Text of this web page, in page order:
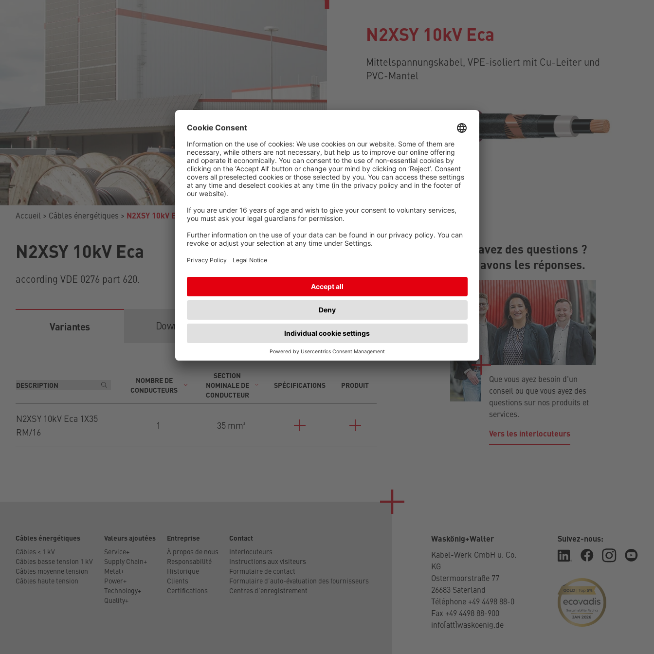
N2XSY 10kV Eca
Mittelspannungskabel, VPE-isoliert mit Cu-Leiter und
PVC-Mantel
Détails
Accueil Câbles énergétiques N2XSY 10kV Eca
N2XSY 10kV Eca
according VDE 0276 part 620.
Variantes Downloads Sous-longueurs et sur-longueurs
NOMBRE DE
CONDUCTEURS
SECTION
NOMINALE DE
CONDUCTEUR
SPÉCIFICATIONS PRODUIT
N2XSY 10kV Eca 1X35
RM/16
1 35 mm²
Vous avez des questions ?
Nous avons les réponses.
Que vous ayez besoin d'un
conseil ou que vous ayez des
questions sur nos produits et
services.
Vers les interlocuteurs
Câbles énergétiques
Câbles < 1 kV
Câbles basse tension 1 kV
Câbles moyenne tension
Câbles haute tension
Valeurs ajoutées
Service+
Supply Chain+
Metal+
Power+
Technology+
Quality+
Entreprise
À propos de nous
Responsabilité
Historique
Clients
Certifications
Contact
Interlocuteurs
Instructions aux visiteurs
Formulaire de contact
Formulaire d’auto-évaluation des fournisseurs
Centres d'enregistrement
Waskönig+Walter
Kabel-Werk GmbH u. Co.
KG
Ostermoorstraße 77
26683 Saterland
Téléphone +49 4498 88-0
Fax +49 4498 88-900
info[att]waskoenig.de
Suivez-nous: